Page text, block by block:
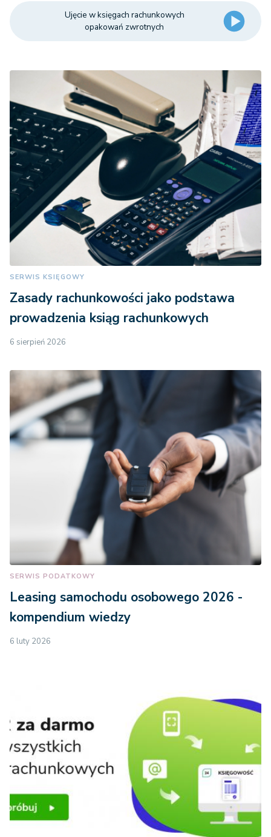
Ujęcie w księgach rachunkowych
opakowań zwrotnych
SERWIS KSIĘGOWY
Zasady rachunkowości jako podstawa
prowadzenia ksiąg rachunkowych
6 sierpień 2026
SERWIS PODATKOWY
Leasing samochodu osobowego 2026 -
kompendium wiedzy
6 luty 2026